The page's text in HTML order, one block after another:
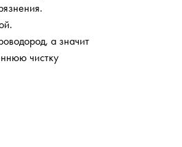
а значит
чистку